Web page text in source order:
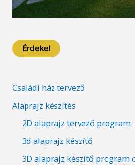
Érdekel
Családi ház tervező
Alaprajz készítés
2D alaprajz tervező program
3d alaprajz készítő
3D alaprajz készítő program